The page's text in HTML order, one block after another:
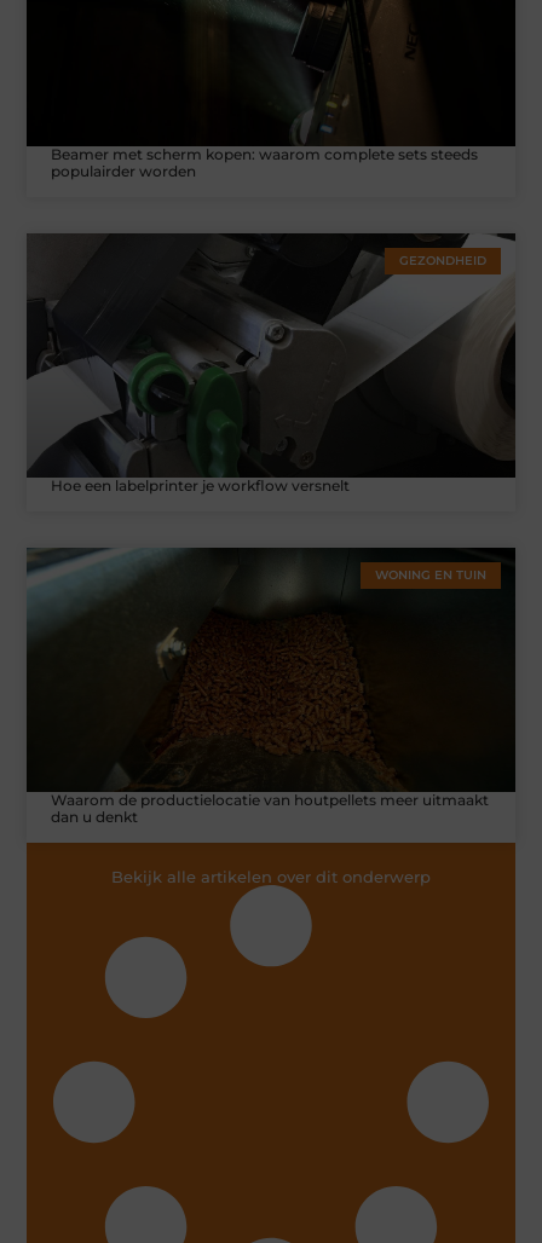
Beamer met scherm kopen: waarom complete sets steeds
populairder worden
GEZONDHEID
Hoe een labelprinter je workflow versnelt
WONING EN TUIN
Waarom de productielocatie van houtpellets meer uitmaakt
dan u denkt
Bekijk alle artikelen over dit onderwerp